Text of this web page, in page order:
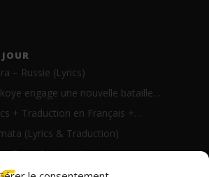
– Russie (Lyrics)
engage une nouvelle bataille…
+ Traduction en Français +…
(Lyrics & Traduction)
Tu parles trop (Lyrics)
– Gba gba (Lyrics)